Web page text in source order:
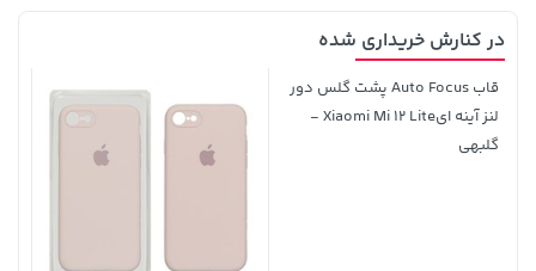
169,900 تومان خرید
در کنارش خریداری شده
قاب Auto Focus پشت گلس دور
لنز آینه ایXiaomi Mi 12 Lite -
گلبهی